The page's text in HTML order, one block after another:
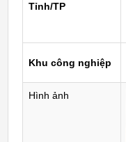
Tỉnh/TP
Khu công nghiệp
Hình ảnh